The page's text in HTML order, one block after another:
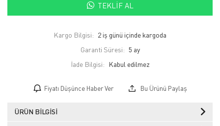
TEKLIF AL
Kargo Bilgisi: 2 iş günü içinde kargoda
Garanti Süresi: 5 ay
İade Bilgisi:
Fiyatı Düşünce Haber Ver Bu Ürünü Paylaş
ÜRÜN BILGISI